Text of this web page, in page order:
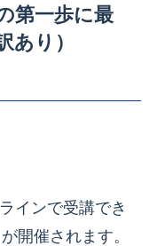
第一歩に最
あり）
インで受講でき
開催されます。